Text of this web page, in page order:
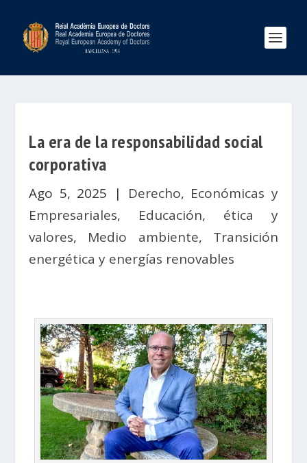
La era de la responsabilidad social
corporativa
Ago 5, 2025 | Derecho, Económicas y
Empresariales, Educación, ética y
valores, Medio ambiente, Transición
energética y energías renovables